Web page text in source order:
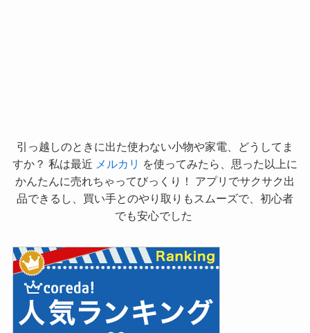
引っ越しのときに出た使わない小物や家電、どうしてま
すか？ 私は最近 メルカリ を使ってみたら、思った以上に
かんたんに売れちゃってびっくり！ アプリでサクサク出
品できるし、買い手とのやり取りもスムーズで、初心者
でも安心でした